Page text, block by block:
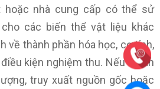
hoặc nhà cung cấp có thể sử
các biến thể vật liệu khác
về thành phần hóa học, cơ tính,
kiện nghiệm thu. Nếu dự án
truy xuất nguồn gốc hoặc